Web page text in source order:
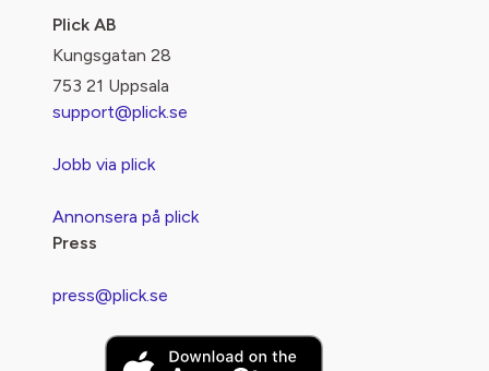
Plick AB
Kungsgatan 28
753 21 Uppsala
support@plick.se
Jobb via plick
Annonsera på plick
Press
press@plick.se